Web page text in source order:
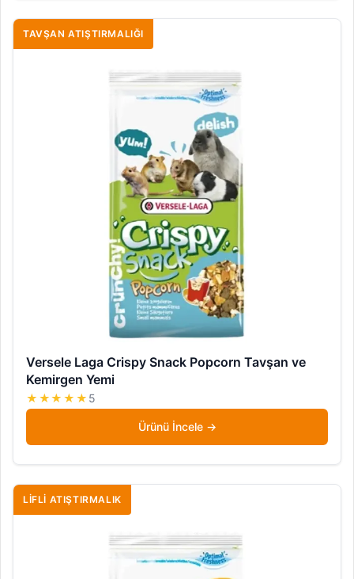
TAVŞAN ATIŞTIRMALIĞI
Versele Laga Crispy Snack Popcorn Tavşan ve
Kemirgen Yemi
★★★★★ 5
Ürünü İncele
LIFLI ATIŞTIRMALIK